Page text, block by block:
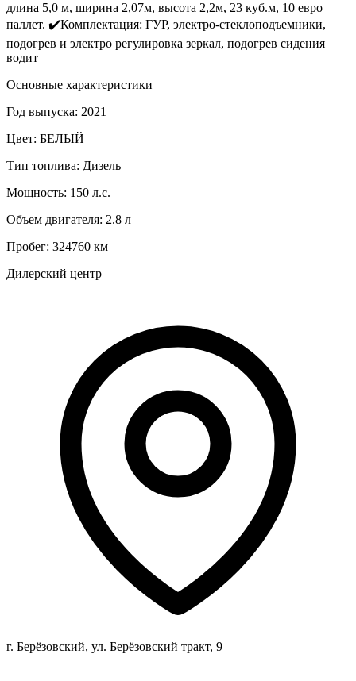
длина 5,0 м, ширина 2,07м, высота 2,2м, 23 куб.м, 10 евро
паллет. ✔️Комплектация: ГУР, электро-стеклоподъемники,
подогрев и электро регулировка зеркал, подогрев сидения
водит
Основные характеристики
Год выпуска: 2021
Цвет: БЕЛЫЙ
Тип топлива: Дизель
Мощность: 150 л.с.
Объем двигателя: 2.8 л
Пробег: 324760 км
Дилерский центр
г. Берёзовский, ул. Берёзовский тракт, 9